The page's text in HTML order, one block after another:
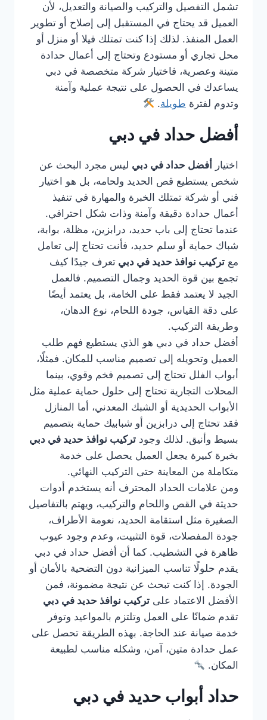
تشمل التفصيل والتركيب والصيانة والتعديل، لأن
العميل قد يحتاج في المستقبل إلى إصلاح أو تطوير
العمل المنفذ. لذلك إذا كنت تمتلك فيلا أو منزل أو
محل تجاري أو مستودع وتحتاج إلى أعمال حدادة
متينة وعصرية، فاختيار شركة متخصصة في دبي
يساعدك في الحصول على نتيجة عملية وآمنة
وتدوم لفترة طويلة.
أفضل حداد في دبي
اختيار أفضل حداد في دبي ليس مجرد البحث عن
شخص يستطيع قص الحديد ولحامه، بل هو اختيار
فني أو شركة تمتلك الخبرة والمهارة في تنفيذ
أعمال حدادة دقيقة وآمنة وذات شكل احترافي.
عندما تحتاج إلى باب حديد، درابزين، مظلة، بوابة،
شباك حماية أو سلم حديد، فأنت تحتاج إلى تعامل
مع تركيب نوافذ حديد في دبي تعرف جيدًا كيف
تجمع بين قوة الحديد وجمال التصميم. فالعمل
الجيد لا يعتمد فقط على الخامة، بل يعتمد أيضًا
على دقة القياس، جودة اللحام، نوع الدهان،
وطريقة التركيب.
أفضل حداد في دبي هو الذي يستطيع فهم طلب
العميل وتحويله إلى تصميم مناسب للمكان. فمثلًا،
أبواب الفلل تحتاج إلى تصميم فخم وقوي، بينما
المحلات التجارية تحتاج إلى حلول حماية عملية مثل
الأبواب الحديدية أو الشبك المعدني، أما المنازل
فقد تحتاج إلى درابزين أو شبابيك حماية بتصميم
بسيط وأنيق. لذلك وجود تركيب نوافذ حديد في دبي
بخبرة كبيرة يجعل العميل يحصل على خدمة
متكاملة من المعاينة حتى التركيب النهائي.
ومن علامات الحداد المحترف أنه يستخدم أدوات
حديثة في القص واللحام والتركيب، ويهتم بالتفاصيل
الصغيرة مثل استقامة الحديد، نعومة الأطراف،
جودة المفصلات، قوة التثبيت، وعدم وجود عيوب
ظاهرة في التشطيب. كما أن أفضل حداد في دبي
يقدم حلولًا تناسب الميزانية دون التضحية بالأمان أو
الجودة. إذا كنت تبحث عن نتيجة مضمونة، فمن
الأفضل الاعتماد على تركيب نوافذ حديد في دبي
تقدم ضمانًا على العمل وتلتزم بالمواعيد وتوفر
خدمة صيانة عند الحاجة. بهذه الطريقة تحصل على
عمل حدادة متين، آمن، وشكله مناسب لطبيعة
المكان.
حداد أبواب حديد في دبي